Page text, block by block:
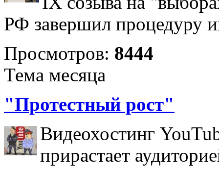
РФ завершил процедуру
Просмотров: 8444
Тема месяца
"Протестный рост"
Видеохостинг
прирастает